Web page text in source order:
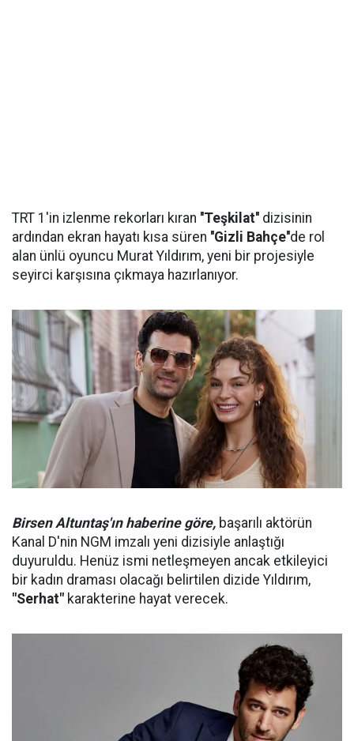
TRT 1'in izlenme rekorları kıran ''Teşkilat'' dizisinin
ardından ekran hayatı kısa süren ''Gizli Bahçe''de rol
alan ünlü oyuncu Murat Yıldırım, yeni bir projesiyle
seyirci karşısına çıkmaya hazırlanıyor.
Birsen Altuntaş'ın haberine göre, başarılı aktörün
Kanal D'nin NGM imzalı yeni dizisiyle anlaştığı
duyuruldu. Henüz ismi netleşmeyen ancak etkileyici
bir kadın draması olacağı belirtilen dizide Yıldırım,
"Serhat" karakterine hayat verecek.